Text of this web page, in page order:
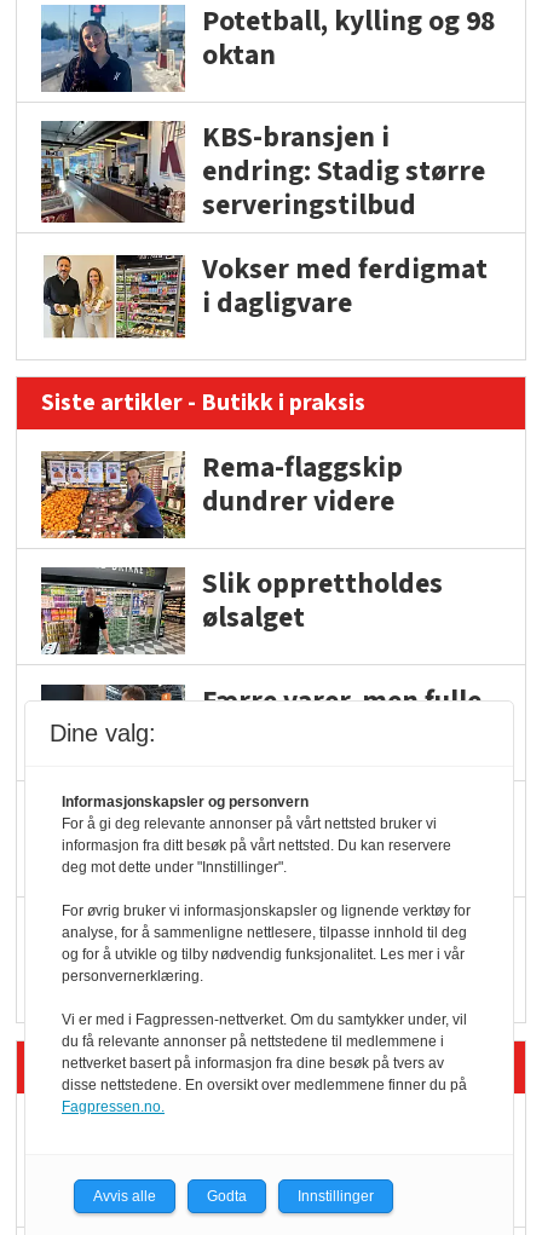
Potetball, kylling og 98
oktan
KBS-bransjen i
endring: Stadig større
serveringstilbud
Vokser med ferdigmat
i dagligvare
Siste artikler - Butikk i praksis
Rema-flaggskip
dundrer videre
Slik opprettholdes
ølsalget
Færre varer, men fulle
KI lager mat i butikken
Q passerte 1 milliard i
Rema i 2025
Siste artikler - Økologisk
melkemangel
Dine valg:
Informasjonskapsler og personvern
For å gi deg relevante annonser på vårt nettsted bruker vi
informasjon fra ditt besøk på vårt nettsted. Du kan reservere
deg mot dette under "Innstillinger".
For øvrig bruker vi informasjonskapsler og lignende verktøy for
analyse, for å sammenligne nettlesere, tilpasse innhold til deg
og for å utvikle og tilby nødvendig funksjonalitet. Les mer i vår
personvernerklæring.
Vi er med i Fagpressen-nettverket. Om du samtykker under, vil
du få relevante annonser på nettstedene til medlemmene i
nettverket basert på informasjon fra dine besøk på tvers av
disse nettstedene. En oversikt over medlemmene finner du på
Fagpressen.no.
Avvis alle Godta Innstillinger